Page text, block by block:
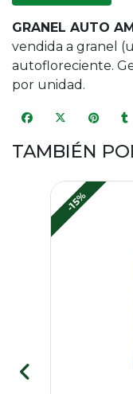
GRANEL AUTO
vendida a granel
autofloreciente.
por unidad.
TAMBIÉN
-15%